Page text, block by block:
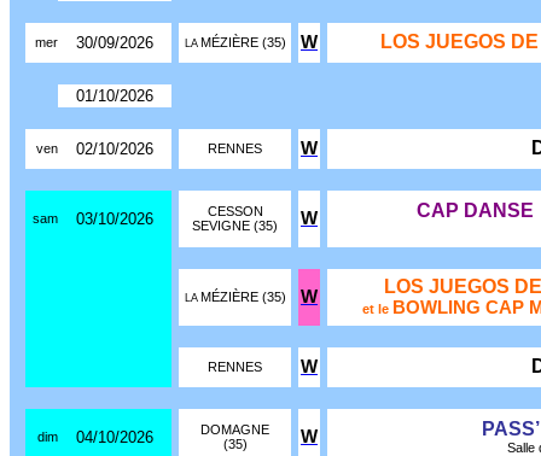
mer 30/09/2026 LA MÉZIÈRE (35) W LOS JUEGOS
01/10/2026
ven 02/10/2026 RENNES W
sam 03/10/2026
CESSON
SEVIGNE (35)
W CAP DANSE
LA MÉZIÈRE (35) W LOS JUEGOS
et le BOWLING CAP
RENNES W
dim 04/10/2026
DOMAGNE
(35)
W
Salle